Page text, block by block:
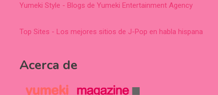
Yumeki Style - Blogs de Yumeki Entertainment Agency
Top Sites - Los mejores sitios de J-Pop en habla hispana
Acerca de